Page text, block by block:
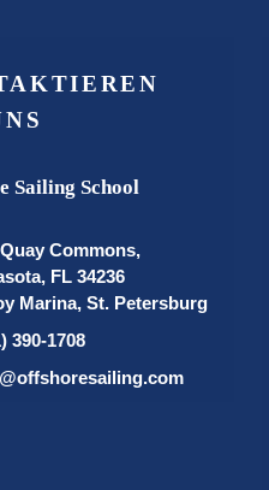
Sailing School
Commons,
FL 34236
Marina, St. Petersburg
390-1708